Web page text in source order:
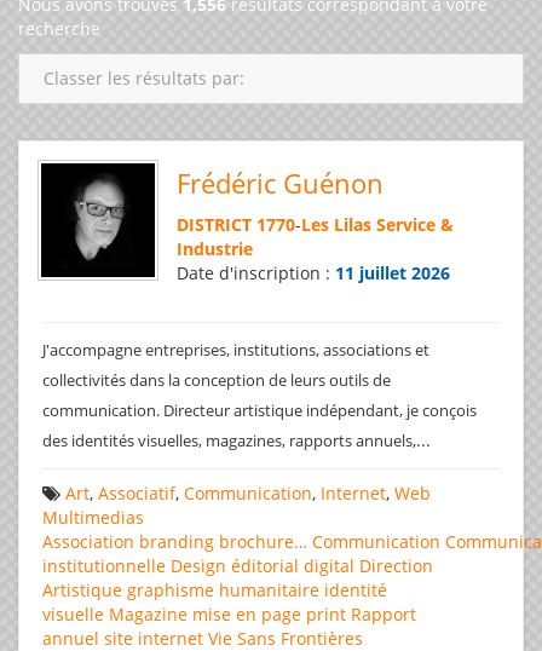
recherche
Classer les résultats par:
Frédéric Guénon
DISTRICT 1770-Les Lilas Service &
Industrie
Date d'inscription : 11 juillet 2026
J'accompagne entreprises, institutions, associations et
collectivités dans la conception de leurs outils de
communication. Directeur artistique indépendant, je conçois
des identités visuelles, magazines, rapports annuels,...
Art, Associatif, Communication, Internet, Web
Multimedias
Association branding brochure… Communication
institutionnelle Design éditorial digital Direction
Artistique graphisme humanitaire identité
visuelle Magazine mise en page print Rapport
annuel site internet Vie Sans Frontières